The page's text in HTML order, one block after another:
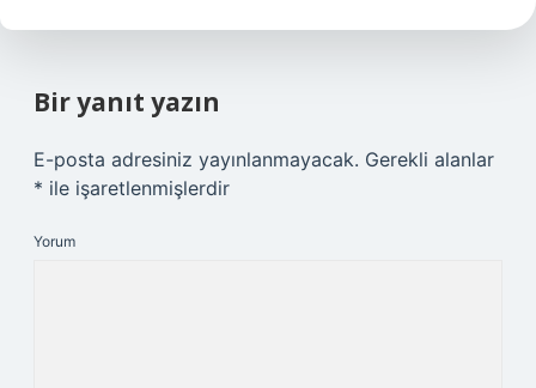
Bir yanıt yazın
E-posta adresiniz yayınlanmayacak. Gerekli alanlar
* ile işaretlenmişlerdir
Yorum